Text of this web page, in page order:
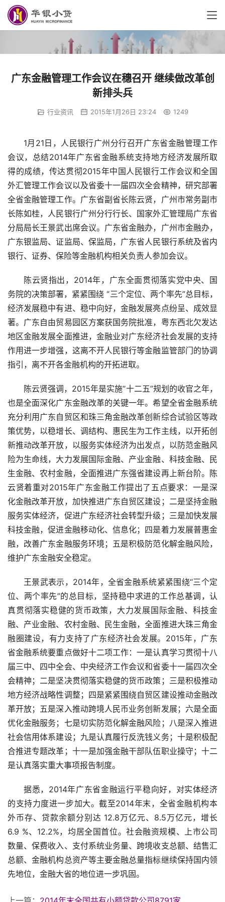
广东金融管理工作会议在穗召开 继续做改革创
新排头兵
行业资讯 2015年1月26日 23:24 1249
1月21日，人民银行广州分行召开广东省金融管理工作
会议，总结2014年广东省金融系统支持地方经济发展所取
得的成绩，传达贯彻2015年中国人民银行工作会议和全国
外汇管理工作会议以及省委十一届四次全会精神，研究部署
全省金融管理工作。广东省副省长陈云贤，广州市常务副市
长陈如桂，人民银行广州分行行长、国家外汇管理局广东省
分局局长王景武出席会议。广东省金融办，广州市金融办，
广东银监局、证监局、保监局，广东省人民银行系统及省内
银行、证券、保险等金融机构相关负责人参加会议。
陈云贤指出，2014年，广东全面贯彻落实党中央、国
务院的决策部署，紧紧围绕 “三个定位、两个率先”总目标，
经济发展稳中有进、稳中向好，金融发展亮点纷呈、成效显
著。广东自由贸易园区方案获国务院批准，粤东西北欠发达
地区金融发展全面推进，金融业对广东经济社会发展的支持
作用进一步增强，这离不开人民银行等金融监管部门的协调
指引，离不开各金融机构的开拓进取。
陈云贤强调，2015年是实施“十二五”规划的收官之年，
也是全面深化广东金融改革的关键一年。希望全省金融系统
充分利用广东自贸区和珠三角金融改革创新综合试验区等政
策优势，以稳增长、调结构、惠民生为工作主线，以开拓创
新推动改革开放，以服务实体经济为出发点，以防范金融风
险为生命线，大力发展国际金融、产业金融、科技金融、民
生金融、农村金融，全面推进广东强省建设再上新台阶。陈
云贤着重对2015年广东金融工作提出了五点要求：一是深
化金融改革开放，加快推进广东自贸区建设；二是坚持金融
服务实体经济，促进广东经济社会转型升级；三是加快发展
科技金融，促进金融移动化、信息化；四是着力发展普惠金
融，改善广东金融服务环境；五是积极防范化解金融风险，
维护广东金融安全稳定。
王景武表示，2014年，全省金融系统紧紧围绕“三个定
位、两个率先”的总目标，坚持稳中求进的工作总基调，认
真贯彻落实稳健的货币政策，大力发展国际金融、科技金
融、产业金融、农村金融、民生金融，全面推进大珠三角金
融圈建设，有力支持了广东经济社会发展。2015年，广东
省金融系统要重点做好十二项工作：一是认真学习贯彻十八
届三中、四中全会、中央经济工作会议和省委十一届四次全
会精神；二是坚决贯彻落实稳健的货币政策；三是积极推动
地方经济战略性调整；四是紧紧围绕自贸区建设推动金融改
革开放；五是深入推动跨境人民币业务创新发展；六是全面
优化金融服务；七是切实防范化解金融风险；八是深入推进
社会信用体系建设；九是认真履行反洗钱义务；十是积极配
合推进专题改革；十一是加强金融干部队伍职业操守；十二
是认真落实重大事项报告制度。
据悉，2014年广东省金融运行平稳向好，对实体经济
的支持力度进一步加大。截至2014年末，全省金融机构本
外币存、贷款余额分别达 12.8万亿元、8.5万亿元，增长
6.9 %、12.2%，均居全国首位。社会融资规模、上市公司
数量、保费收入、支付系统业务量、跨境收支总额、结售汇
总额、金融机构总资产等主要金融总量指标继续保持国内领
先地位，金融大省的地位进一步巩固。